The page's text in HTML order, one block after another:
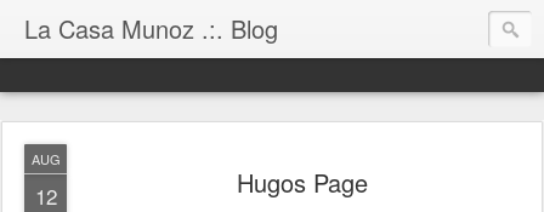
La Casa Munoz .:. Blog
AUG
12 Hugos Page